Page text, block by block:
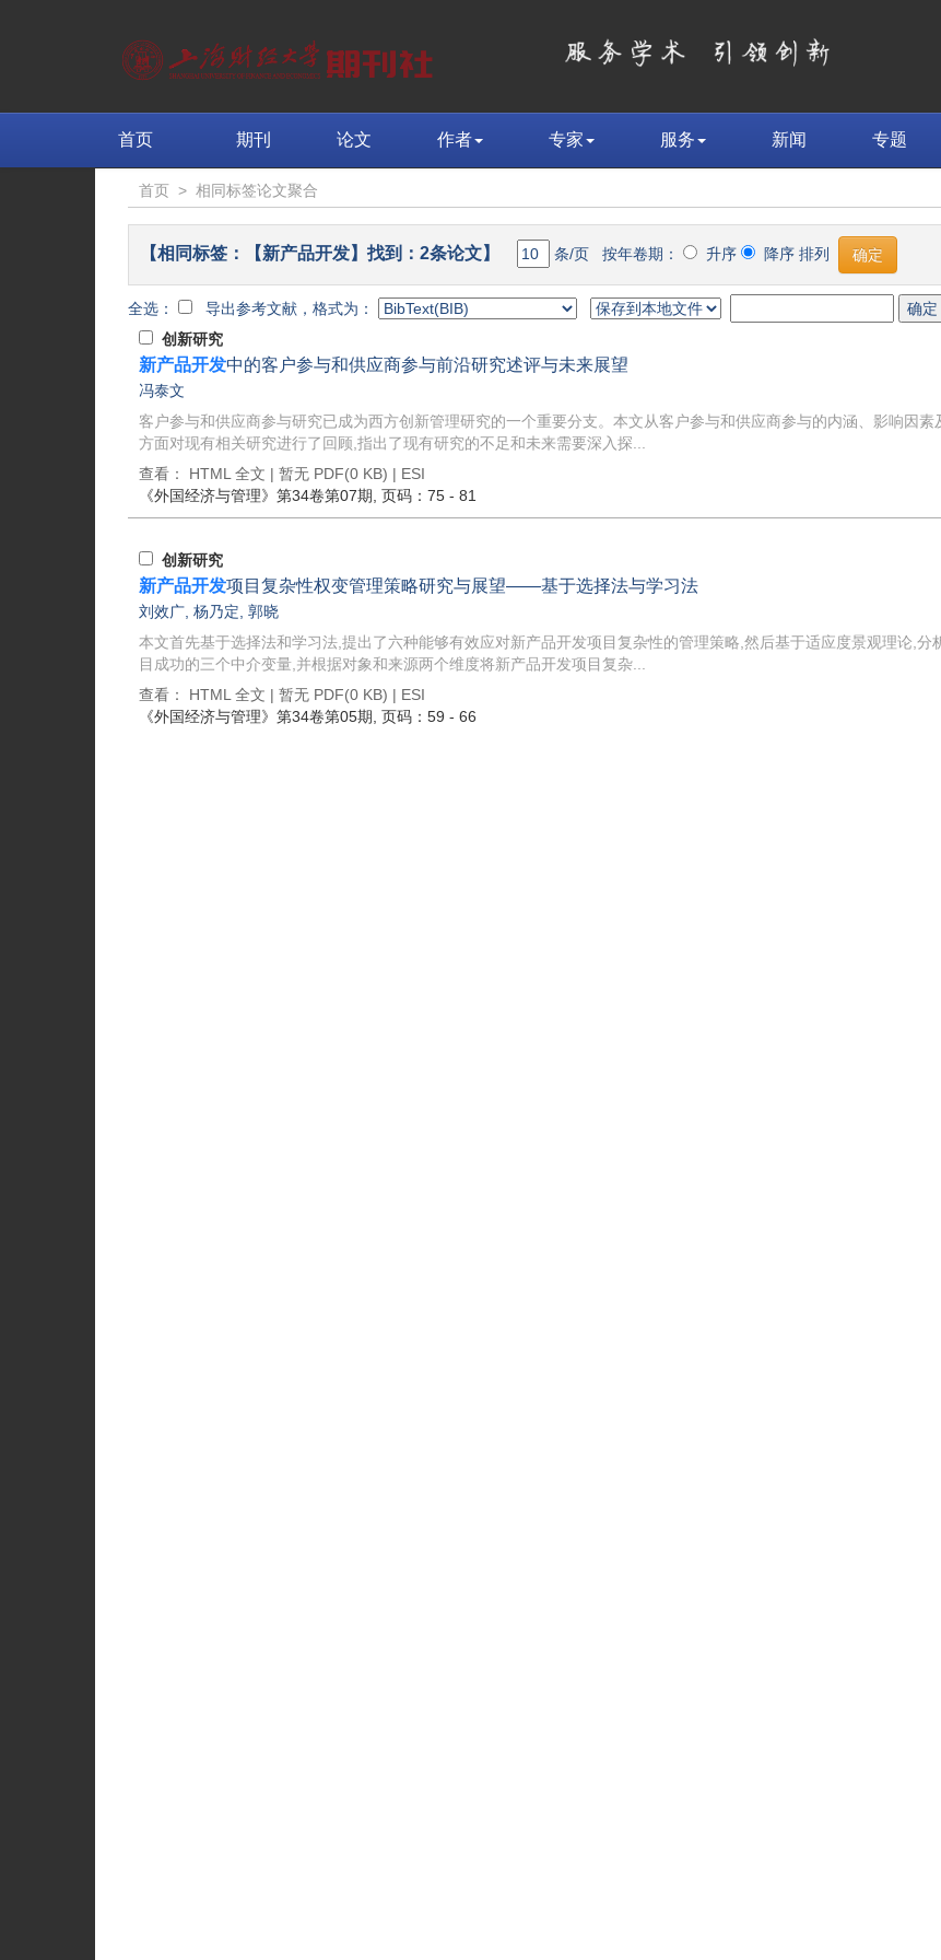
首页 期刊 论文 作者 专家 服务 新闻 专题
首页 > 相同标签论文聚合
【相同标签：【新产品开发】找到：2条论文】 条/页 按年卷期： 升序 降序 排列
全选：
导出参考文献，格式为：
创新研究
新产品开发中的客户参与和供应商参与前沿研究述评与未来展望
冯泰文
客户参与和供应商参与研究已成为西方创新管理研究的一个重要分支。本文从客户参与和供应商参与的内涵、影响因素
方面对现有相关研究进行了回顾,指出了现有研究的不足和未来需要深入探...
查看： HTML 全文 | 暂无 PDF(0 KB) | ESI
《外国经济与管理》 第34卷第07期 , 页码：75 - 81
创新研究
新产品开发项目复杂性权变管理策略研究与展望——基于选择法与学习法
刘效广 杨乃定 郭晓
本文首先基于选择法和学习法,提出了六种能够有效应对新产品开发项目复杂性的管理策略,然后基于适应度景观理论,分
目成功的三个中介变量,并根据对象和来源两个维度将新产品开发项目复杂...
查看： HTML 全文 | 暂无 PDF(0 KB) | ESI
《外国经济与管理》 第34卷第05期 , 页码：59 - 66